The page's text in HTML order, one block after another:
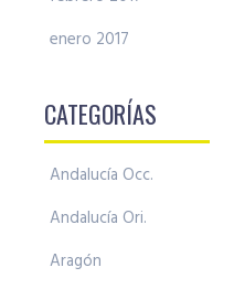
enero 2017
CATEGORÍAS
Andalucía Occ.
Andalucía Ori.
Aragón